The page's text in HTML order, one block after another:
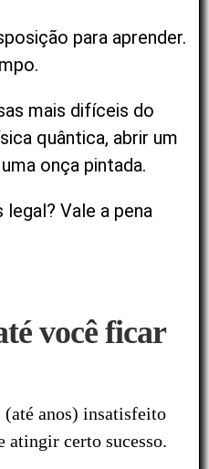
para aprender.
mais difíceis do
quântica, abrir um
onça pintada.
legal? Vale a pena
você ficar
(até anos) insatisfeito
atingir certo sucesso.